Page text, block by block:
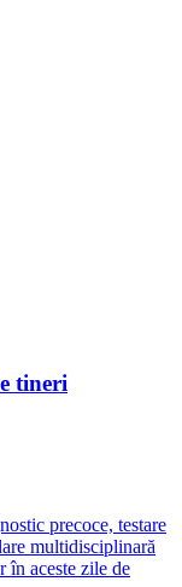
tineri
precoce, testare
multidisciplinară
în aceste zile de